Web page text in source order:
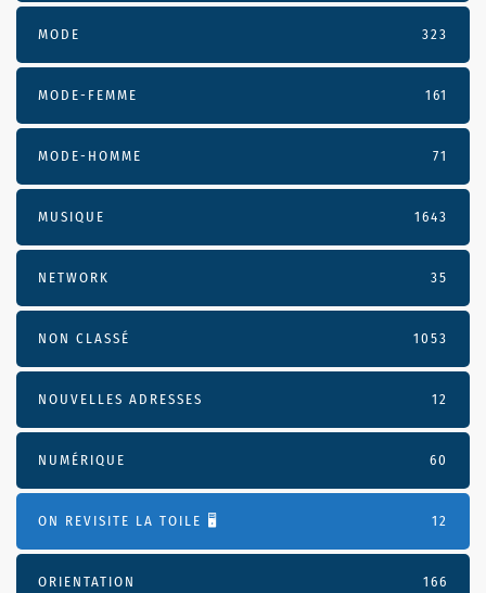
MODE 323
MODE-FEMME 161
MODE-HOMME 71
MUSIQUE 1643
NETWORK 35
NON CLASSÉ 1053
NOUVELLES ADRESSES 12
NUMÉRIQUE 60
ON REVISITE LA TOILE 🖥️ 12
ORIENTATION 166